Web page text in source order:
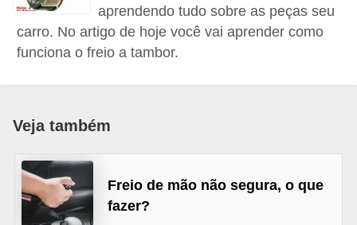
aprendendo tudo sobre as peças seu
carro. No artigo de hoje você vai aprender como
funciona o freio a tambor.
Veja também
Freio de mão não segura, o que
fazer?
p
c
i
o
a
s
A